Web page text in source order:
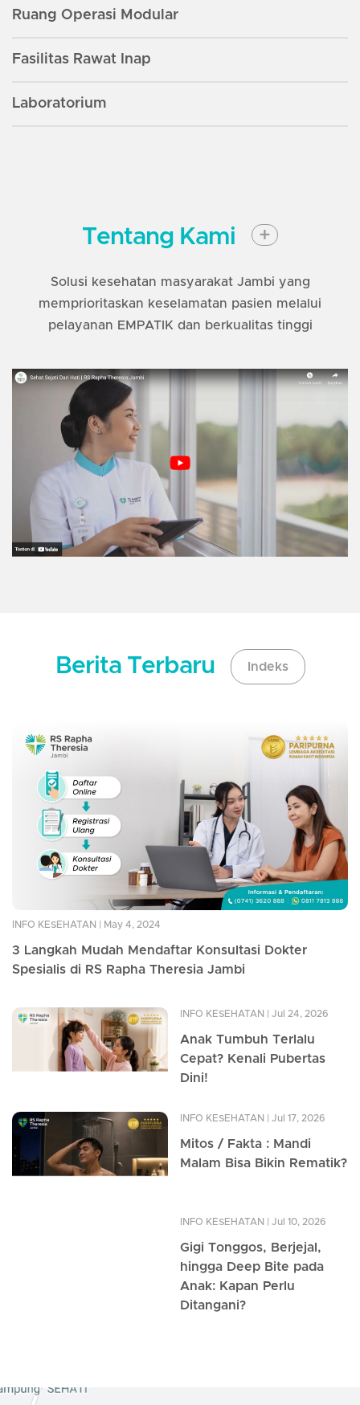
Ruang Operasi Modular
Fasilitas Rawat Inap
Laboratorium
Tentang Kami +
Solusi kesehatan masyarakat Jambi yang
memprioritaskan keselamatan pasien melalui
pelayanan EMPATIK dan berkualitas tinggi
Berita Terbaru Indeks
INFO KESEHATAN | May 4, 2024
3 Langkah Mudah Mendaftar Konsultasi Dokter
Spesialis di RS Rapha Theresia Jambi
INFO KESEHATAN | Jul 24, 2026
Anak Tumbuh Terlalu
Cepat? Kenali Pubertas
Dini!
INFO KESEHATAN | Jul 17, 2026
Mitos / Fakta : Mandi
Malam Bisa Bikin Rematik?
INFO KESEHATAN | Jul 10, 2026
Gigi Tonggos, Berjejal,
hingga Deep Bite pada
Anak: Kapan Perlu
Ditangani?